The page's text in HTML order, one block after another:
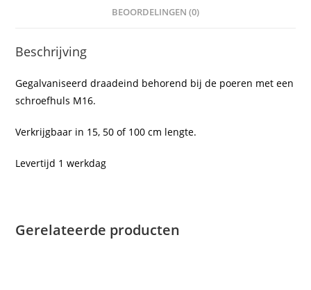
BEOORDELINGEN (0)
Beschrijving
Gegalvaniseerd draadeind behorend bij de poeren met een
schroefhuls M16.
Verkrijgbaar in 15, 50 of 100 cm lengte.
Levertijd 1 werkdag
Gerelateerde producten